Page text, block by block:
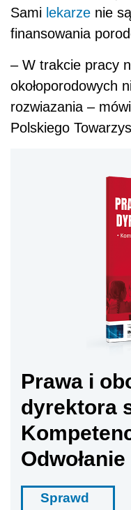
Sami lekarze nie
finansowania
– W trakcie pracy
okołoporodowych
rozwiazania –
Polskiego
Prawa i
dyrektora
Odwołanie
Sprawd